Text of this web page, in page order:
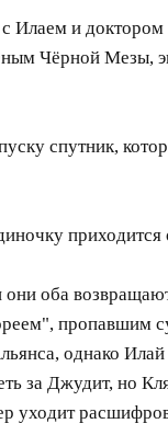
Илаем и
Чёрной Мезы,
спутник,
они оба
однако
за Джудит, но
уходит